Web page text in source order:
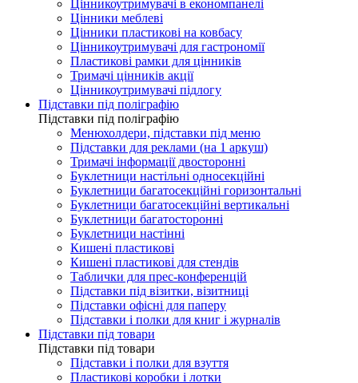
Цінникоутримувачі в економпанелі
Цінники меблеві
Цінники пластикові на ковбасу
Цінникоутримувачі для гастрономії
Пластикові рамки для цінників
Тримачі цінників акції
Цінникоутримувачі підлогу
Підставки під поліграфію
Підставки під поліграфію
Менюхолдери, підставки під меню
Підставки для реклами (на 1 аркуш)
Тримачі інформації двосторонні
Буклетници настільні односекційні
Буклетници багатосекційні горизонтальні
Буклетници багатосекційні вертикальні
Буклетници багатосторонні
Буклетници настінні
Кишені пластикові
Кишені пластикові для стендів
Таблички для прес-конференцій
Підставки під візитки, візитниці
Підставки офісні для паперу
Підставки і полки для книг і журналів
Підставки під товари
Підставки під товари
Підставки і полки для взуття
Пластикові коробки і лотки